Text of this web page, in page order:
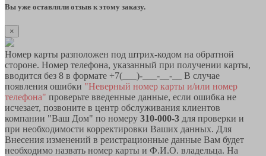
Вы уже оставляли отзыв к этому заказу.
×
Номер карты разположен под штрих-кодом на обратной
стороне. Номер телефона, указанный при получении карты,
вводится без 8 в формате +7(___)-___-__-__ В случае
появления ошибки "Неверный номер карты и/или номер
телефона" проверьте введенные данные, если ошибка не
исчезает, позвоните в центр обслуживания клиентов
компании "Ваш Дом" по номеру 310-000-3 для проверки и
при необходимости корректировки Ваших данных. Для
Внесения изменений в реистрационные данные Вам будет
необходимо назвать номер карты и Ф.И.О. владельца. На